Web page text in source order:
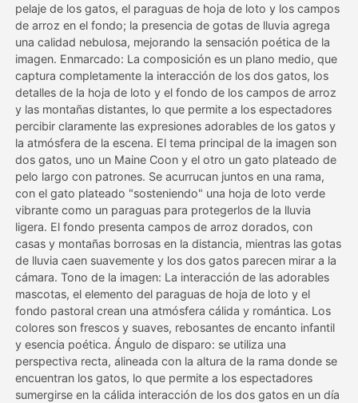
Precios
API
pelaje de los gatos, el paraguas de hoja de loto y los campos
de arroz en el fondo; la presencia de gotas de lluvia agrega
una calidad nebulosa, mejorando la sensación poética de la
imagen. Enmarcado: La composición es un plano medio, que
captura completamente la interacción de los dos gatos, los
detalles de la hoja de loto y el fondo de los campos de arroz
y las montañas distantes, lo que permite a los espectadores
percibir claramente las expresiones adorables de los gatos y
la atmósfera de la escena. El tema principal de la imagen son
dos gatos, uno un Maine Coon y el otro un gato plateado de
pelo largo con patrones. Se acurrucan juntos en una rama,
con el gato plateado "sosteniendo" una hoja de loto verde
vibrante como un paraguas para protegerlos de la lluvia
ligera. El fondo presenta campos de arroz dorados, con
casas y montañas borrosas en la distancia, mientras las gotas
de lluvia caen suavemente y los dos gatos parecen mirar a la
cámara. Tono de la imagen: La interacción de las adorables
mascotas, el elemento del paraguas de hoja de loto y el
fondo pastoral crean una atmósfera cálida y romántica. Los
colores son frescos y suaves, rebosantes de encanto infantil
y esencia poética. Ángulo de disparo: se utiliza una
perspectiva recta, alineada con la altura de la rama donde se
encuentran los gatos, lo que permite a los espectadores
sumergirse en la cálida interacción de los dos gatos en un día